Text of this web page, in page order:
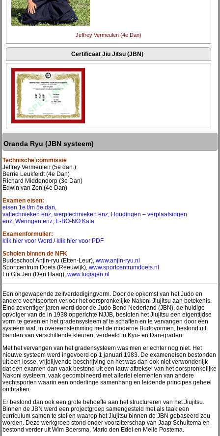
Jeffrey Vermeulen (4e Dan)
Certificaat Jiu Jitsu (JBN)
Oranda Ryu (JBN systeem)
Technische commissie
Jeffrey Vermeulen (5e dan.)
Berrie Leukfeldt (4e Dan)
Richard Middendorp (3e Dan)
Edwin van Zon (4e Dan)
Examen eisen:
eisen 1e t/m 5e dan,
valtechnieken enz, werptechnieken enz, Houdingen – verplaatsingen
enz, Weringen enz, E-BO-NO Kata
Examenformulier:
klik hier voor Word/ klik hier voor PDF
Scholen binnen de NFK
Budoschool Anjin-ryu (Etten-Leur),www.anjin-ryu.nl
Sportcentrum Doets (Reeuwijk), www.sportcentrumdoets.nl
Lu Gia Jen (Den Haag),www.lugiajen.nl
Een ongewapende zelfverdedigingvorm. Door de opkomst van het Judo en
andere vechtsporten verloor het oorspronkelijke Nakoni Jiujitsu aan betekenis.
Eind zeventiger jaren werd door de Judo Bond Nederland (JBN), de huidige
opvolger van de in 1938 opgerichte NJJB, besloten het Jiujitsu een eigentijdse
vorm te geven en het gradensysteem af te schaffen en te vervangen door een
systeem wat, in overeenstemming met de moderne Budovormen, bestond uit
banden van verschillende kleuren, verdeeld in Kyu- en Dan-graden.
Met het vervangen van het gradensysteem was men er echter nog niet. Het
nieuwe systeem werd ingevoerd op 1 januari 1983. De exameneisen bestonden
uit een losse, vrijblijvende beschrijving en het was dan ook niet verwonderlijk
dat een examen dan vaak bestond uit een lauw aftreksel van het oorspronkelijke
Nakoni systeem, vaak gecombineerd met allerlei elementen van andere
vechtsporten waarin een onderlinge samenhang en leidende principes geheel
ontbraken.
Er bestond dan ook een grote behoefte aan het structureren van het Jiujitsu.
Binnen de JBN werd een projectgroep samengesteld met als taak een
curriculum samen te stellen waarop het Jiujitsu binnen de JBN gebaseerd zou
worden. Deze werkgroep stond onder voorzitterschap van Jaap Schuitema en
bestond verder uit Wim Boersma, Mario den Edel en Melle Postema.